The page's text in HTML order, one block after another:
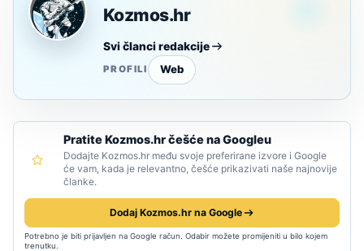
Kozmos.hr
Svi članci redakcije
PROFILI Web
Pratite Kozmos.hr češće na Googleu
Dodajte Kozmos.hr među svoje preferirane izvore i Google
će vam, kada je relevantno, češće prikazivati naše najnovije
članke.
Dodaj Kozmos.hr na Google
Potrebno je biti prijavljen na Google račun. Odabir možete promijeniti u bilo kojem
trenutku.